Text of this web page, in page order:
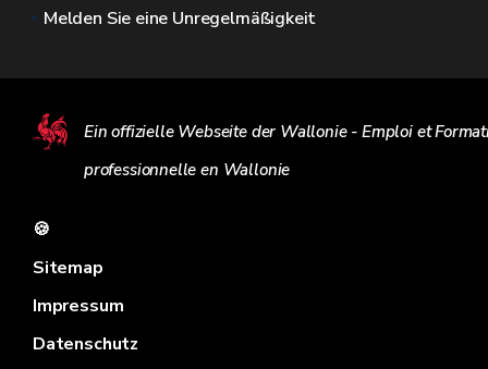
Melden Sie eine Unregelmäßigkeit
Ein offizielle Webseite der Wallonie - Emploi et
professionnelle en Wallonie
🍪
Sitemap
Impressum
Datenschutz